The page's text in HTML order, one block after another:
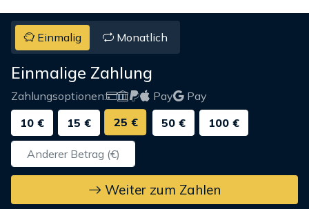
Einmalig Monatlich
Einmalige Zahlung
Zahlungsoptionen: Pay
Pay
10 €
15 € 25 € 50 € 100 €
Weiter zum Zahlen